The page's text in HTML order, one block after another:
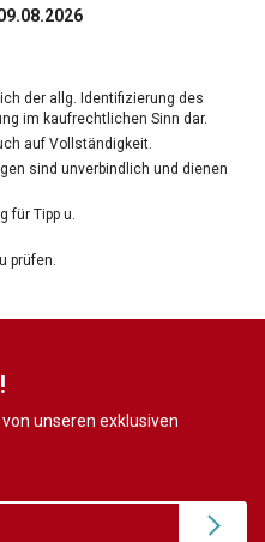
der allg. Identifizierung des
im kaufrechtlichen Sinn dar.
auf Vollständigkeit.
sind unverbindlich und dienen
für Tipp u.
prüfen.
unseren exklusiven